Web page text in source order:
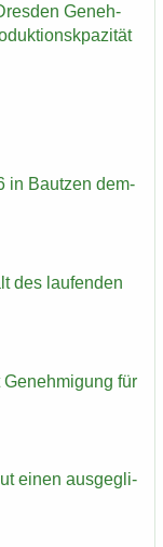
Ge­neh­
in Baut­zen dem­
des lau­fen­den
für
einen aus­ge­gli­